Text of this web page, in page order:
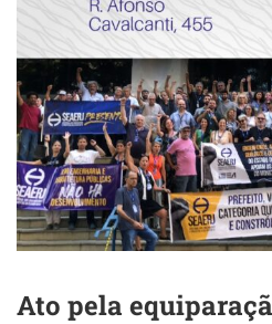
Ato pela